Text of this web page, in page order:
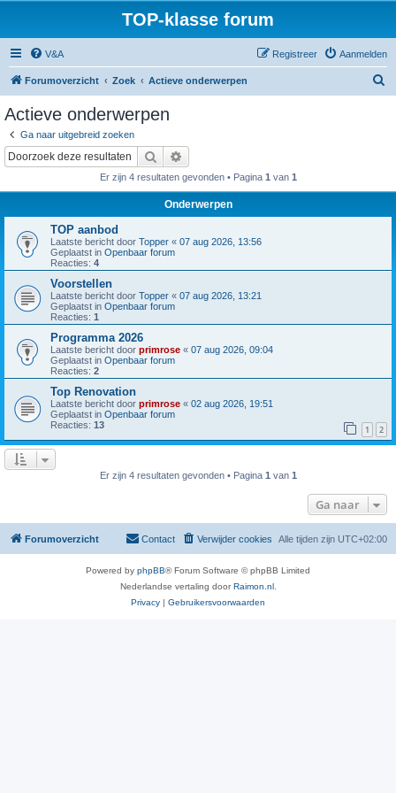
TOP-klasse forum
V&A Aanmelden
Registreer
Forumoverzicht Zoek Actieve onderwerpen
Actieve onderwerpen
Ga naar uitgebreid zoeken
Zoek
Er zijn 4 resultaten gevonden • Pagina 1 van 1
Onderwerpen
TOP aanbod
Laatste bericht door Topper « 07 aug 2026, 13:56
Geplaatst in Openbaar forum
Reacties: 4
Voorstellen
Laatste bericht door Topper « 07 aug 2026, 13:21
Geplaatst in Openbaar forum
Reacties: 1
Programma 2026
Laatste bericht door primrose « 07 aug 2026, 09:04
Geplaatst in Openbaar forum
Reacties: 2
Top Renovation
Laatste bericht door primrose « 02 aug 2026, 19:51
Geplaatst in Openbaar forum
Reacties: 13 1 2
Er zijn 4 resultaten gevonden • Pagina 1 van 1
Ga naar
Forumoverzicht Alle tijden zijn UTC+02:00
Verwijder cookies
Contact
Powered by phpBB® Forum Software © phpBB Limited
Nederlandse vertaling doorRaimon.nl.
Privacy | Gebruikersvoorwaarden